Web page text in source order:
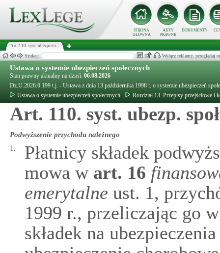
STRONA
GŁÓWNA
AKTY
PRAWNE
DOKUMENTY
Art. 110. syst. ubezpiecz...
Szukaj: Wyłącz reklamy, przeglądaj
Ustawa o systemie ubezpieczeń społecznych
Stan prawny aktualny na dzień: 06.08.2026
Dz.U.2026.0.199 t.j. - Ustawa z dnia 13 października 1998 r. o systemie ubezpieczeń
Ustawa o systemie ubezpieczeń społecznych
Rozdział 13. Przepisy przejściowe i
Art. 110. syst. ubezp.
Podwyższenie przychodu należnego
1.
Płatnicy składek
mowa wart. 16
emerytalne ust. 1,
1999 r., przeliczając go
składek na